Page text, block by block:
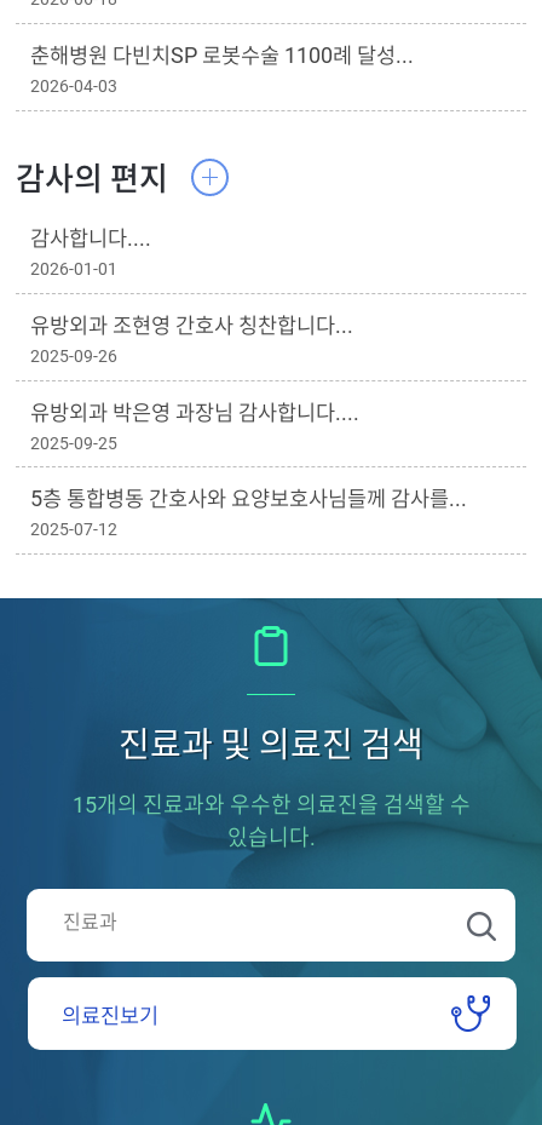
춘해병원 다빈치SP 로봇수술 1100례 달성...
2026-04-03
감사의 편지
감사합니다....
2026-01-01
유방외과 조현영 간호사 칭찬합니다...
2025-09-26
유방외과 박은영 과장님 감사합니다....
2025-09-25
5층 통합병동 간호사와 요양보호사님들께 감사를...
2025-07-12
진료과 및 의료진 검색
15개의 진료과와 우수한 의료진을 검색할 수
있습니다.
의료진보기